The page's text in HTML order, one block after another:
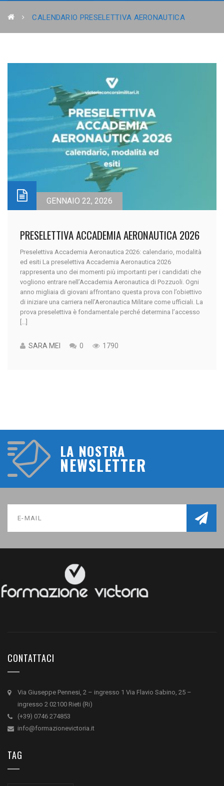
CALENDARIO PRESELETTIVA AERONAUTICA
GENNAIO 22, 2026
PRESELETTIVA ACCADEMIA AERONAUTICA 2026
Preselettiva Accademia Aeronautica 2026: calendario, modalità
ed esiti La preselettiva Accademia Aeronautica 2026
rappresenta uno dei momenti più importanti per i candidati che
vogliono entrare nell’Accademia Aeronautica di Pozzuoli. Ogni
anno migliaia di giovani affrontano questa prova con l’obiettivo
di iniziare una carriera nell’Aeronautica Militare come ufficiali. La
prova preselettiva è fondamentale perché determina l’accesso
[...]
SARA MEI 0 1790
LA NOSTRA
NEWSLETTER
CONTATTACI
Via Giuseppe Pennesi, 2 – ingresso 1 Via Flavio Sabino, 25 –
ingresso 2 02100 Rieti (Ri)
(+39) 0746 274853
info@formazionevictoria.it
TAG